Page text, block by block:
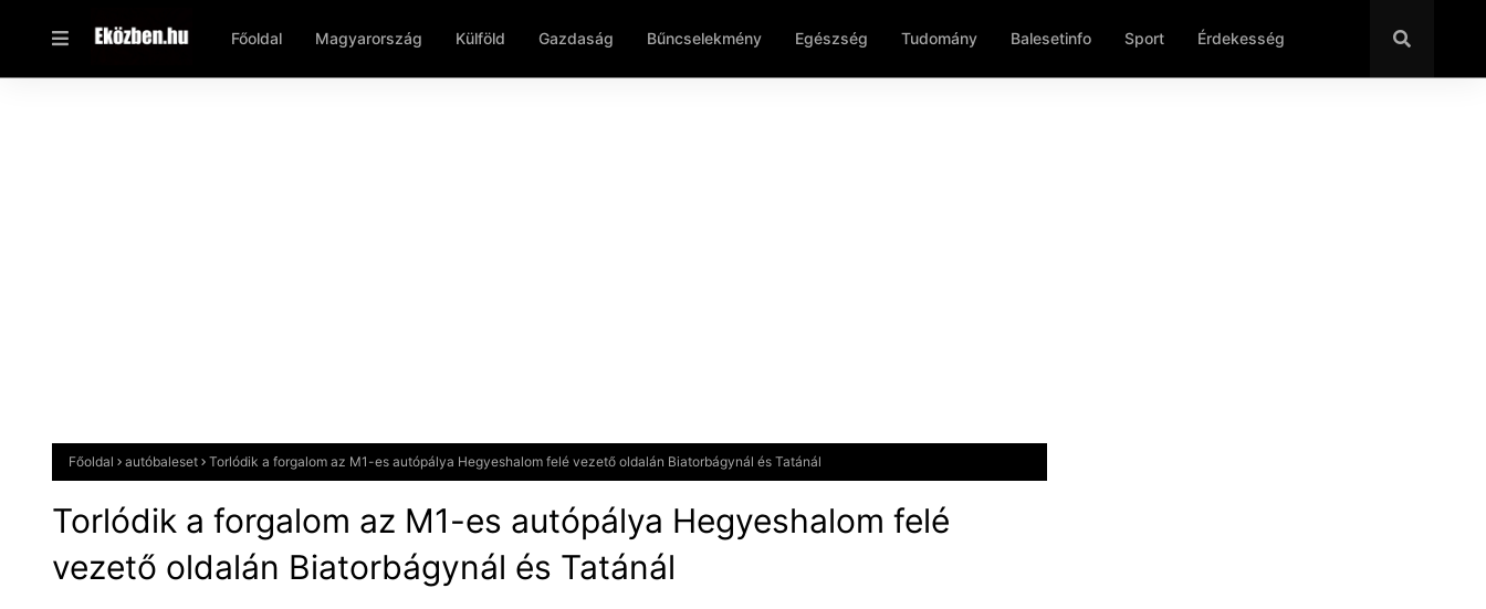
Főoldal Magyarország Külföld Gazdaság Bűncselekmény Egészség Tudomány Balesetinfo Sport Érdekesség
Főoldal autóbaleset Torlódik a forgalom az M1-es autópálya Hegyeshalom felé vezető oldalán Biatorbágynál és Tatánál
Torlódik a forgalom az M1-es autópálya Hegyeshalom felé
vezető oldalán Biatorbágynál és Tatánál